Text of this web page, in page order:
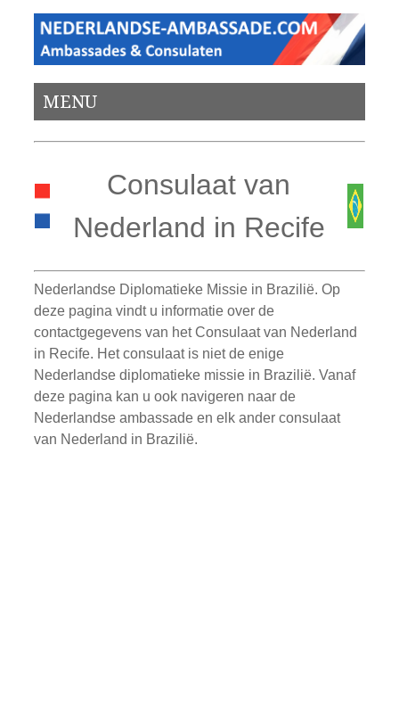
MENU
Consulaat van
Nederland in Recife
Nederlandse Diplomatieke Missie in Brazilië. Op
deze pagina vindt u informatie over de
contactgegevens van het Consulaat van Nederland
in Recife. Het consulaat is niet de enige
Nederlandse diplomatieke missie in Brazilië. Vanaf
deze pagina kan u ook navigeren naar de
Nederlandse ambassade en elk ander consulaat
van Nederland in Brazilië.